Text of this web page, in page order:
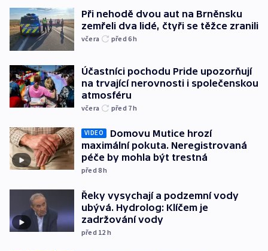
Při nehodě dvou aut na Brněnsku
zemřeli dva lidé, čtyři se těžce zranili
včera před 6h
Účastníci pochodu Pride upozorňují
na trvající nerovnosti i společenskou
atmosféru
včera před 7h
VIDEO
Domovu Mutice hrozí
maximální pokuta. Neregistrovaná
péče by mohla být trestná
před 8h
Řeky vysychají a podzemní vody
ubývá. Hydrolog: Klíčem je
zadržování vody
před 12 h